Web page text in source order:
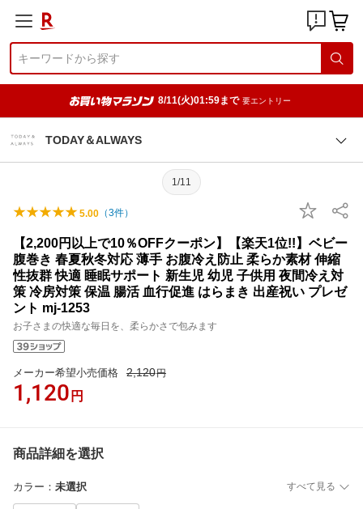
8/11(火)01:59まで 要エントリー
TODAY＆ALWAYS
1/11
5.00 （3件）
【2,200円以上で10％OFFクーポン】【楽天1位!!】ベビー
腹巻き 春夏秋冬対応 薄手 お腹冷え防止 柔らか素材 伸縮
性抜群 快適 睡眠サポート 新生児 幼児 子供用 夜間冷え対
策 冷房対策 保温 腸活 血行促進 はらまき 出産祝い プレゼ
ント mj-1253
お子さまの快適な毎日を、柔らかさで包みます
メーカー希望小売価格 2,120円
1,120 円
商品詳細を選択
カラー ： 未選択 すべて見る